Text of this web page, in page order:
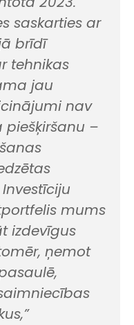
saskarties ar
brīdī
tehnikas
jau
nav
–
mums
izdevīgus
ņemot